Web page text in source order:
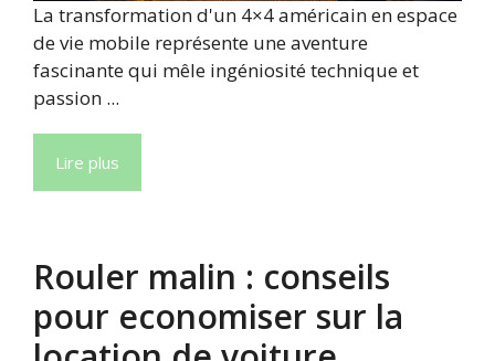
La transformation d'un 4×4 américain en espace
de vie mobile représente une aventure
fascinante qui mêle ingéniosité technique et
passion ...
Lire plus
Rouler malin : conseils
pour economiser sur la